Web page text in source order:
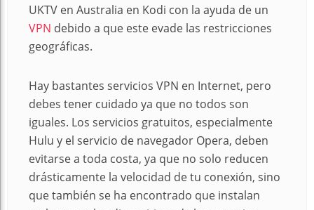
UKTV en Australia en Kodi con la ayuda de un
VPN debido a que este evade las restricciones
geográficas.
Hay bastantes servicios VPN en Internet, pero
debes tener cuidado ya que no todos son
iguales. Los servicios gratuitos, especialmente
Hulu y el servicio de navegador Opera, deben
evitarse a toda costa, ya que no solo reducen
drásticamente la velocidad de tu conexión, sino
que también se ha encontrado que instalan